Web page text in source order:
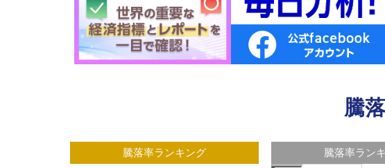
騰
騰落率ランキング 騰落率ラン